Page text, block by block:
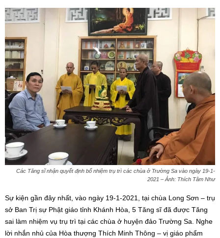
Các Tăng sĩ nhận quyết định bổ nhiệm trụ trì các chùa ở Trường Sa vào ngày 19-1-
2021 – Ảnh: Thích Tâm Như
Sự kiện gần đây nhất, vào ngày 19-1-2021, tại chùa Long Sơn – trụ
sở Ban Trị sự Phật giáo tỉnh Khánh Hòa, 5 Tăng sĩ đã được Tăng
sai làm nhiệm vụ trụ trì tại các chùa ở huyện đảo Trường Sa. Nghe
lời nhắn nhủ của Hòa thượng Thích Minh Thông – vị giáo phẩm